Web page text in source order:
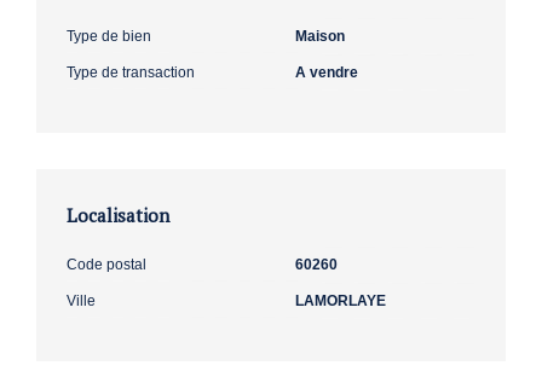
Type de bien Maison
Type de transaction A vendre
Localisation
Code postal 60260
Ville LAMORLAYE